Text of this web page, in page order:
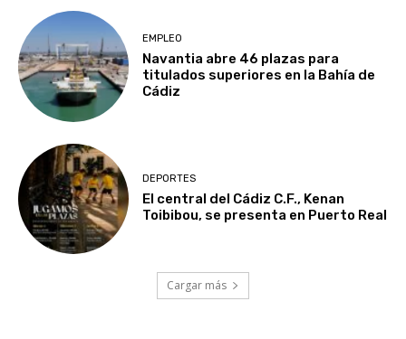
EMPLEO
Navantia abre 46 plazas para
titulados superiores en la Bahía de
Cádiz
DEPORTES
El central del Cádiz C.F., Kenan
Toibibou, se presenta en Puerto Real
Cargar más